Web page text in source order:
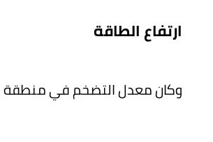
ارتفاع الطاقة
وكان معدل التضخم في منطقة اليورو قد بلغ 1.9%